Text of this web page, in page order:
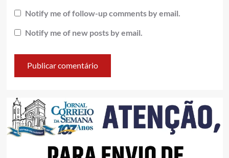
Notify me of follow-up comments by email.
Notify me of new posts by email.